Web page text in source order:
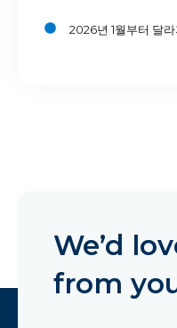
2026년 1월부터 달
We’d
from